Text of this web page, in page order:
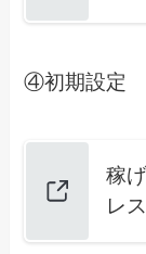
④初期設定
稼
レ